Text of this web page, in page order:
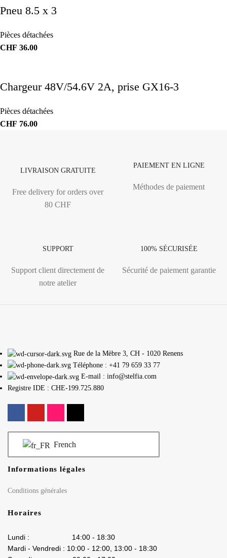
Pneu 8.5 x 3
Pièces détachées
CHF 36.00
Chargeur 48V/54.6V 2A, prise GX16-3
Pièces détachées
CHF 76.00
LIVRAISON GRATUITE
Free delivery for orders over
80 CHF
PAIEMENT EN LIGNE
Méthodes de paiement
SUPPORT
Support client directement de
notre atelier
100% SÉCURISÉE
Sécurité de paiement garantie
Rue de la Mèbre 3, CH - 1020 Renens
Téléphone : +41 79 659 33 77
E-mail : info@stelfia.com
Registre IDE : CHE-199.725.880
French
Informations légales
Conditions générales
Horaires
Lundi : 14:00 - 18:30
Mardi - Vendredi : 10:00 - 12:00, 13:00 - 18:30